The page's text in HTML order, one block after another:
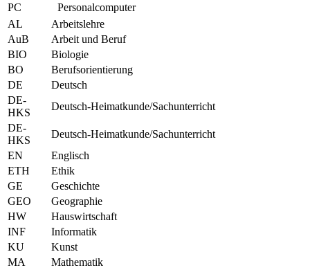
PC
Personalcomputer
AL
Arbeitslehre
AuB
Arbeit und Beruf
BIO
Biologie
BO
Berufsorientierung
DE
Deutsch
DE-
HKS
Deutsch-Heimatkunde/Sachunterricht
DE-
HKS
Deutsch-Heimatkunde/Sachunterricht
EN
Englisch
ETH
Ethik
GE
Geschichte
GEO
Geographie
HW
Hauswirtschaft
INF
Informatik
KU
Kunst
MA
Mathematik